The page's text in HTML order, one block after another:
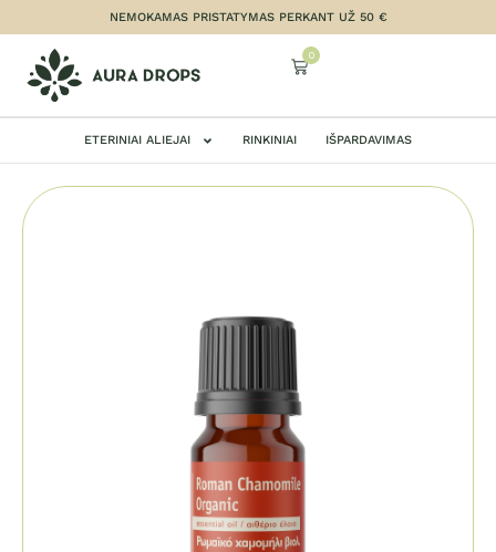
NEMOKAMAS PRISTATYMAS PERKANT UŽ 50 €
0
ETERINIAI ALIEJAI RINKINIAI IŠPARDAVIMAS